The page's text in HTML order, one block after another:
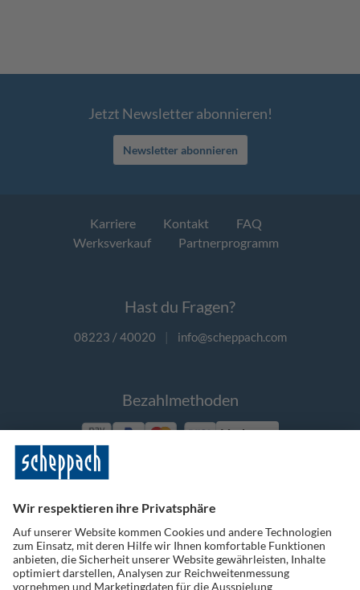
Jetzt Newsletter abonnieren!
Newsletter abonnieren
Karriere Kontakt
FAQ
Werksverkauf
Partnerprogramm
Hast du Fragen?
08223 / 40020 | info@scheppach.com
Bezahlmethoden
Vorkasse
Folge uns auf Social Media